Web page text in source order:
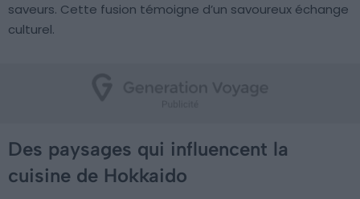
saveurs. Cette fusion témoigne d’un savoureux échange
culturel.
Des paysages qui influencent la
cuisine de Hokkaido